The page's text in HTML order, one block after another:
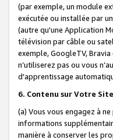
(par exemple, un module
exécutée ou installée par
(autre qu'une Application
télévision par câble ou
exemple, GoogleTV,
n’utiliserez pas ou vous
d'apprentissage
6. Contenu sur Votre
(a) Vous vous engagez à
informations
manière à conserver les